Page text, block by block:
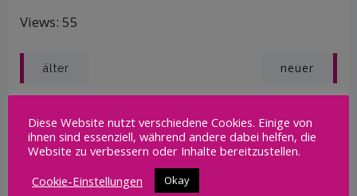
Views: 55
Post
navigation
älter
navigation
neuer
Search
for:
Neueste Beiträge
Diese Website nutzt verschiedene Cookies. Einige von
ihnen sind essenziell, während andere dabei helfen, die
Website zu verbessern oder Inhalte bereitzustellen.
Cookie-Einstellungen
Okay